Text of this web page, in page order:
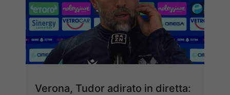
Verona, Tudor adirato in diretta: